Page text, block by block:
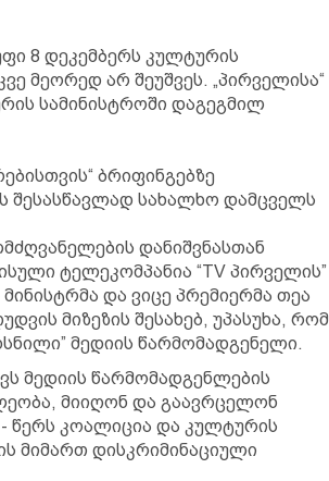
8 დეკემბერს კულტურის
მეორედ არ შეუშვეს. „პირველისა“
სამინისტროში დაგეგმილ
ბრიფინგებზე
შესასწავლად სახალხო დამცველს
დანიშვნასთან
ტელეკომპანია “TV პირველის”
და ვიცე პრემიერმა თეა
მიზეზის შესახებ, უპასუხა, რომ
მედიის წარმომადგენელი.
მედიის წარმომადგენლების
მიიღონ და გაავრცელონ
წერს კოალიცია და კულტურის
მიმართ დისკრიმინაციული